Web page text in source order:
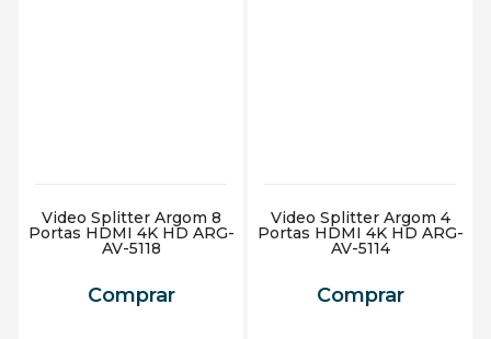
Adicionar ao carrinho Adicionar ao carrinho